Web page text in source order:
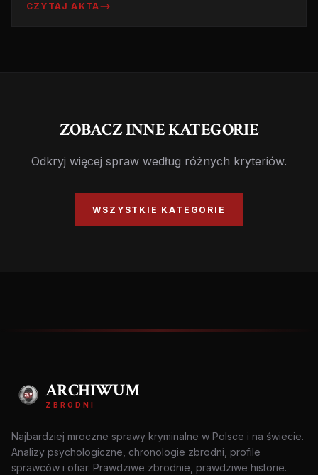
CZYTAJ AKTA
ZOBACZ INNE KATEGORIE
Odkryj więcej spraw według różnych kryteriów.
WSZYSTKIE KATEGORIE
ARCHIWUM
ZBRODNI
Najbardziej mroczne sprawy kryminalne w Polsce i na świecie.
Analizy psychologiczne, chronologie zbrodni, profile
sprawców i ofiar. Prawdziwe zbrodnie, prawdziwe historie.